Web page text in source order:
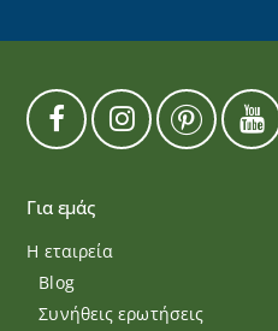
Για εμάς
Η εταιρεία
Blog
Συνήθεις ερωτήσεις